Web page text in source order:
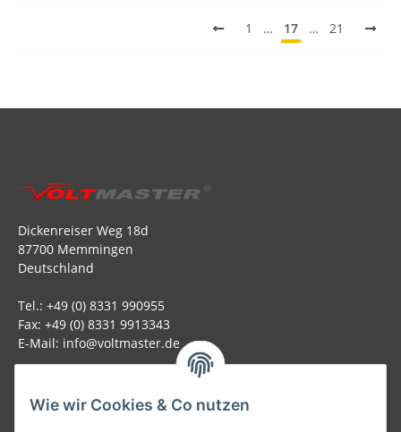
Wie wir Cookies & Co nutzen
1 … 17 … 21
Dickenreiser Weg 18d
87700 Memmingen
Deutschland
Tel.: +49 (0) 8331 990955
Fax: +49 (0) 8331 9913343
E-Mail: info@voltmaster.de